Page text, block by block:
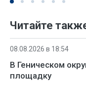
Читайте
08.08.2026 в 18:54
В Геническом
площадку